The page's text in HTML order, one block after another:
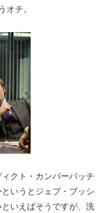
オチ。
クト・カンバーバッチ
いうとジェブ・ブッシ
いえばそうですが、洗